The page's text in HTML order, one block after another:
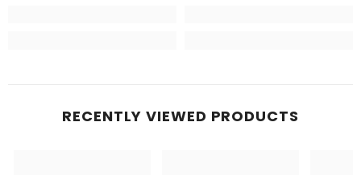
RECENTLY VIEWED PRODUCTS